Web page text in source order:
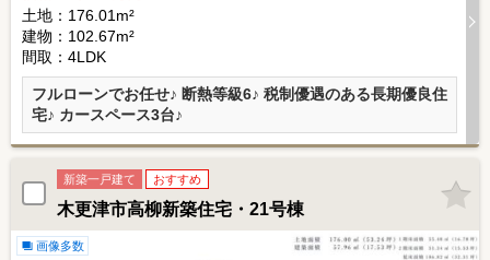
土地：176.01m²
建物：102.67m²
間取：4LDK
フルローンでお任せ♪ 断熱等級6♪ 税制優遇のある長期優良住
宅♪ カースペース3台♪
新築一戸建て おすすめ
木更津市高柳新築住宅・21号棟
画像多数